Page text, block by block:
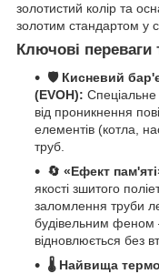
золотистий колір та
золотим стандартом у
Ключові переваги
🛡️ Кисневий
(EVOH):
від проникнення
елементів (котла,
труб.
🔄 «Ефект
якості зшитого
заломлення труби
будівельним феном
відновлюється без
🌡️ Найвища